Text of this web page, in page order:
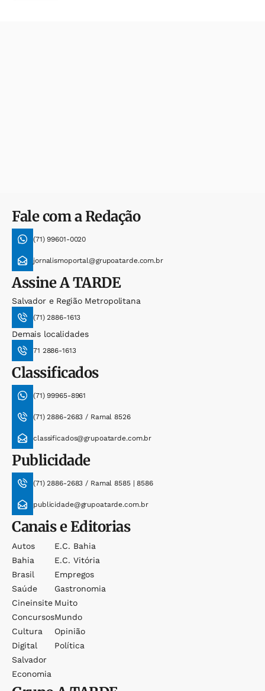
Fale com a Redação
(71) 99601-0020
jornalismoportal@grupoatarde.com.br
AssineA TARDE
Salvador e Região Metropolitana
(71) 2886-1613
Demais localidades
71 2886-1613
Classificados
(71) 99965-8961
(71) 2886-2683 / Ramal 8526
classificados@grupoatarde.com.br
Publicidade
(71) 2886-2683 / Ramal 8585 | 8586
publicidade@grupoatarde.com.br
Canais e Editorias
Autos
Bahia
Brasil
Saúde
Cineinsite
Concursos
Cultura
Digital
Salvador
Economia
E.c. Bahia
E.c. Vitória
Empregos
Gastronomia
Muito
Mundo
Opinião
Política